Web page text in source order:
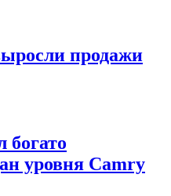
продажи
уровня Camry